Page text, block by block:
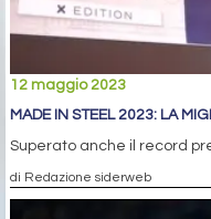
12 maggio 2023
MADE IN STEEL 2023: LA
Superato anche il record
di Redazione siderweb